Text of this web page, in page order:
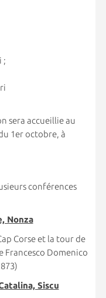
;
sera accueillie au
1er octobre, à
conférences
Nonza
Corse et la tour de
Francesco Domenico
Siscu